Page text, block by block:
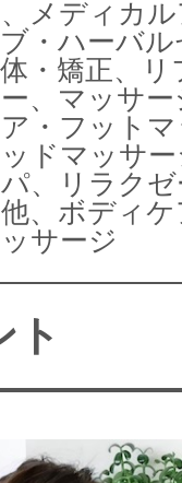
メディカ
・ハーバ
・矯正、
、マッサ
・フット
ドマッサ
、リラク
、ボディ
サージ
ト